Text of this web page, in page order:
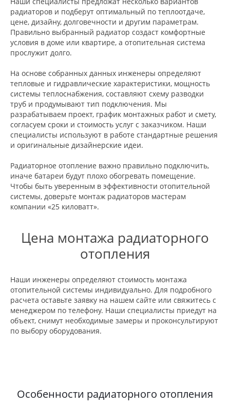
радиаторов и подберут оптимальный по теплоотдаче,
цене, дизайну, долговечности и другим параметрам.
Правильно выбранный радиатор создаст комфортные
условия в доме или квартире, а отопительная система
прослужит долго.
На основе собранных данных инженеры определяют
тепловые и гидравлические характеристики, мощность
системы теплоснабжения, составляют схему разводки
труб и продумывают тип подключения. Мы
разрабатываем проект, график монтажных работ и смету,
согласуем сроки и стоимость услуг с заказчиком. Наши
специалисты используют в работе стандартные решения
и оригинальные дизайнерские идеи.
Радиаторное отопление важно правильно подключить,
иначе батареи будут плохо обогревать помещение.
Чтобы быть уверенным в эффективности отопительной
системы, доверьте монтаж радиаторов мастерам
компании «25 киловатт».
Цена монтажа радиаторного
отопления
Наши инженеры определяют стоимость монтажа
отопительной системы индивидуально. Для подробного
расчета оставьте заявку на нашем сайте или свяжитесь с
менеджером по телефону. Наши специалисты приедут на
объект, снимут необходимые замеры и проконсультируют
по выбору оборудования.
Особенности радиаторного отопления